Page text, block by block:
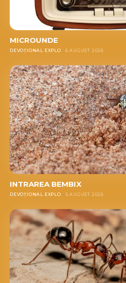
MICROUNDE
DEVOȚIONAL EXPLO 6 AUGUST 2026
INTRAREA BEMBIX
DEVOȚIONAL EXPLO 5 AUGUST 2026